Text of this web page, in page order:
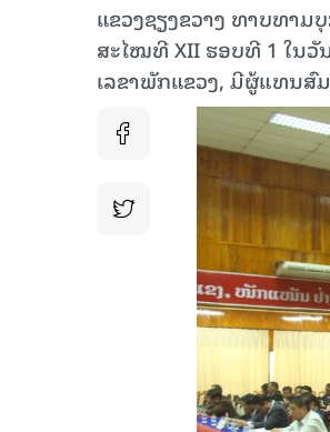
ແຂວງຊຽງຂວາງ ທາບທາ
ສະໄໝທີ XII ຮອບທີ 1 ໃນ
ເລຂາພັກແຂວງ, ມີຜູ້ແທນສົ